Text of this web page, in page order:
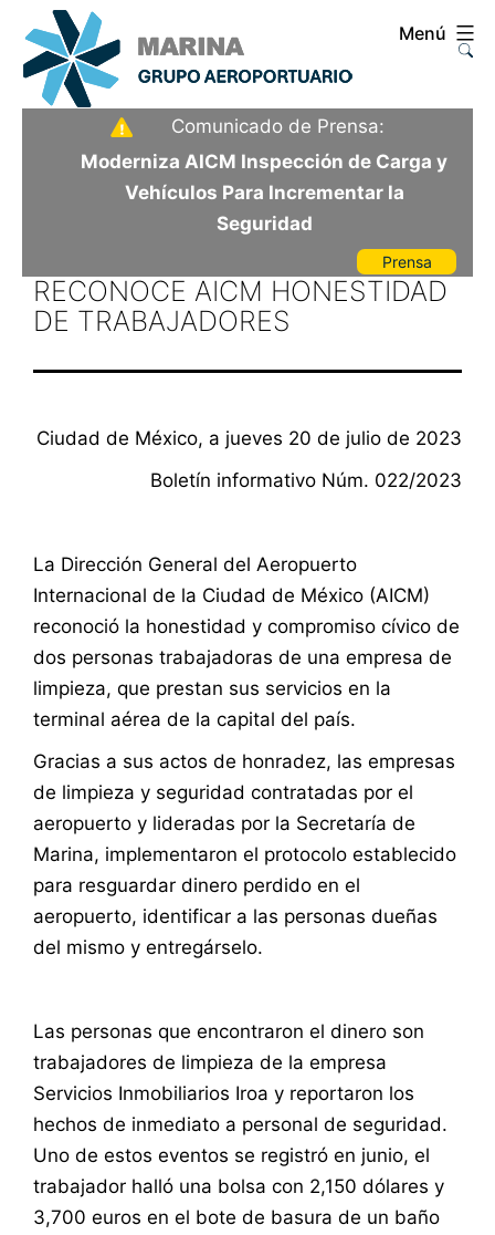
Saltar
al
contenido
Aeropuerto
Internacional
de
México
Menú
Comunicado de Prensa:
Moderniza AICM Inspección de Carga y
Vehículos Para Incrementar la
Seguridad
Prensa
RECONOCE AICM HONESTIDAD
DE TRABAJADORES
Ciudad de México, a jueves 20 de julio de 2023
Boletín informativo Núm. 022/2023
La Dirección General del Aeropuerto
Internacional de la Ciudad de México (AICM)
reconoció la honestidad y compromiso cívico de
dos personas trabajadoras de una empresa de
limpieza, que prestan sus servicios en la
terminal aérea de la capital del país.
Gracias a sus actos de honradez, las empresas
de limpieza y seguridad contratadas por el
aeropuerto y lideradas por la Secretaría de
Marina, implementaron el protocolo establecido
para resguardar dinero perdido en el
aeropuerto, identificar a las personas dueñas
del mismo y entregárselo.
Las personas que encontraron el dinero son
trabajadores de limpieza de la empresa
Servicios Inmobiliarios Iroa y reportaron los
hechos de inmediato a personal de seguridad.
Uno de estos eventos se registró en junio, el
trabajador halló una bolsa con 2,150 dólares y
3,700 euros en el bote de basura de un baño